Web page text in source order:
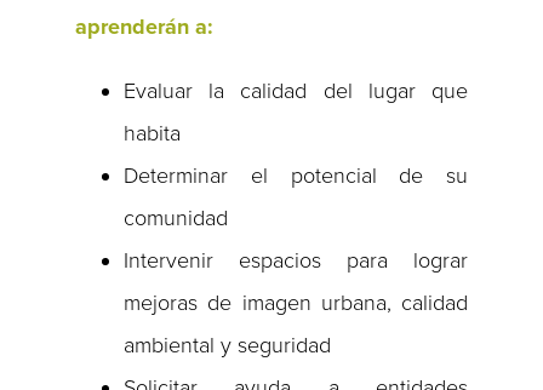
aprenderán a:
Evaluar la calidad del lugar que
habita
Determinar el potencial de su
comunidad
Intervenir espacios para lograr
mejoras de imagen urbana, calidad
ambiental y seguridad